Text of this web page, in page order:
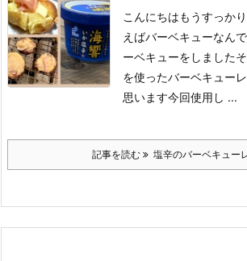
こんにちはもうすっか
えばバーベキューなん
ーベキューをしました
を使ったバーベキュー
思います今回使用し ...
記事を読む 塩辛のバーベキュー